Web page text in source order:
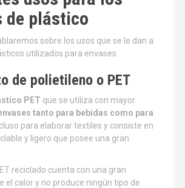
de plástico
sobre los usos que se le dan a
utilizados para envases.
de polietileno o PET
PET que se utiliza con mayor
tanto para bebidas como para
para elaborar textiles y consiste en
y ligero que posee una gran
reciclado cuenta con una gran
el calor y no produce ningún tipo de